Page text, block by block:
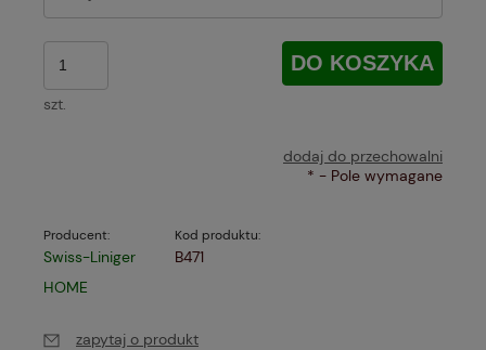
szt.
DO KOSZYKA
dodaj do przechowalni
* - Pole wymagane
Producent:
Swiss-Liniger
HOME
Kod produktu:
B471
zapytaj o produkt